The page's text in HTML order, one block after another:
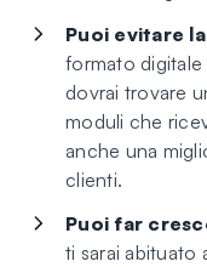
Puoi evitare
formato
dovrai trovare
moduli che
anche una
clienti.
Puoi far
ti sarai abituato